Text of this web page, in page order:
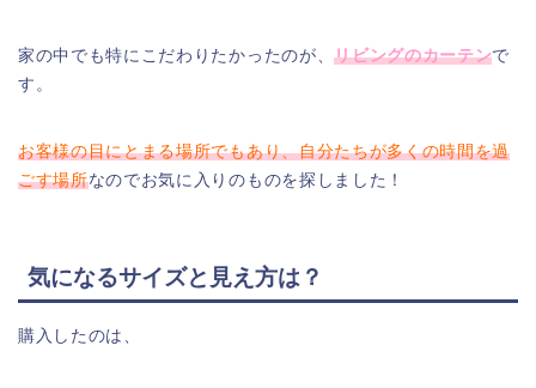
家の中でも特にこだわりたかったのが、リビングのカーテンで
す。
お客様の目にとまる場所でもあり、自分たちが多くの時間を過
ごす場所なのでお気に入りのものを探しました！
気になるサイズと見え方は？
購入したのは、